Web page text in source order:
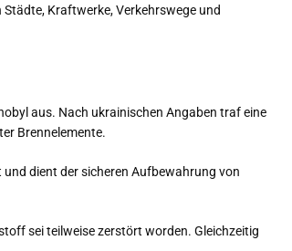
Kraftwerke, Verkehrswege und
aus. Nach ukrainischen Angaben traf eine
Brennelemente.
dient der sicheren Aufbewahrung von
sei teilweise zerstört worden. Gleichzeitig